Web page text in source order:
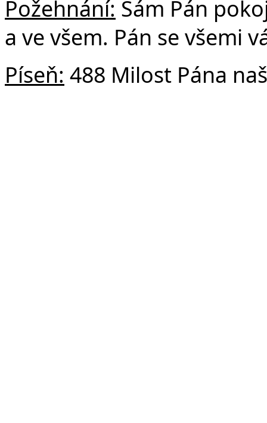
Požehnání: Sám Pán
a ve všem. Pán se všemi
Píseň: 488 Milost Pána